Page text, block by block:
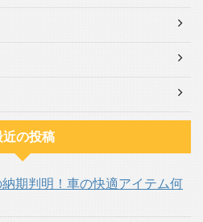
近の投稿
納期判明！車の快適アイテム何